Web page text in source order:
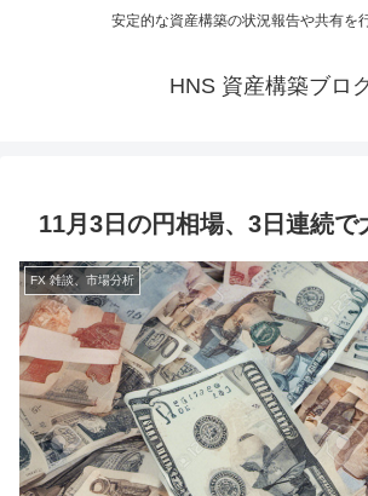
安定的な資産構築の状況報告や共有を
HNS 資産構築ブロ
11月3日の円相場、3日連続で
FX 雑談、市場分析